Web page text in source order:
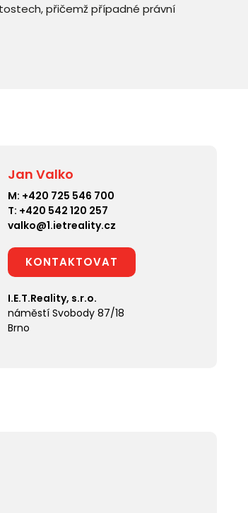
přičemž případné právní
Jan Valko
M: +420 725 546 700
T: +420 542 120 257
valko@1.ietreality.cz
KONTAKTOVAT
I.E.T.Reality, s.r.o.
náměstí Svobody 87/18
Brno